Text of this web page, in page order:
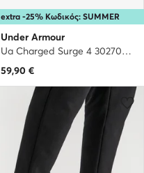
extra -25% Κωδικός: SUMMER
Under Armour
Ua Charged Surge 4 3027000-002 · Παπούτσια για Τρέξιμο
59,90 €